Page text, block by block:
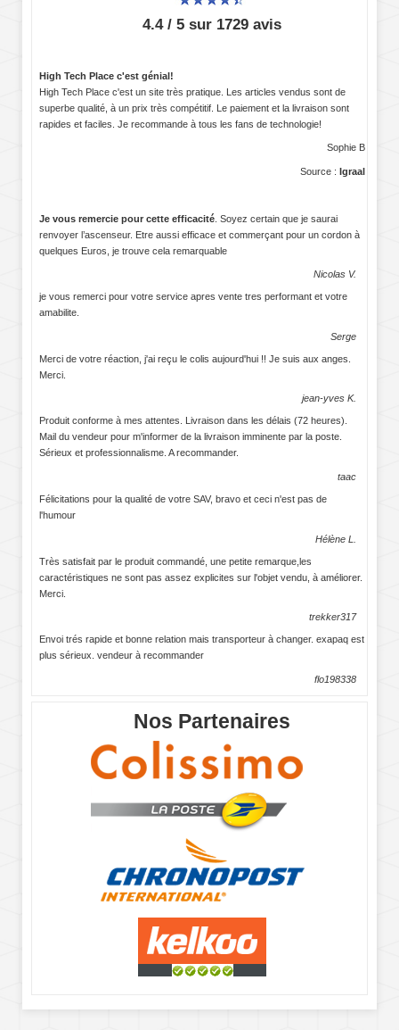
4.4 / 5 sur 1729 avis
High Tech Place c'est génial!
High Tech Place c'est un site très pratique. Les articles vendus sont de
superbe qualité, à un prix très compétitif. Le paiement et la livraison sont
rapides et faciles. Je recommande à tous les fans de technologie!
Sophie B
Source : Igraal
Je vous remercie pour cette efficacité . Soyez certain que je saurai
renvoyer l’ascenseur. Etre aussi efficace et commerçant pour un cordon à
quelques Euros, je trouve cela remarquable
Nicolas V.
je vous remerci pour votre service apres vente tres performant et votre
amabilite.
Serge
Merci de votre réaction, j'ai reçu le colis aujourd'hui !! Je suis aux anges.
Merci.
jean-yves K.
Produit conforme à mes attentes. Livraison dans les délais (72 heures).
Mail du vendeur pour m'informer de la livraison imminente par la poste.
Sérieux et professionnalisme. A recommander.
taac
Félicitations pour la qualité de votre SAV, bravo et ceci n'est pas de
l'humour
Hélène L.
Très satisfait par le produit commandé, une petite remarque,les
caractéristiques ne sont pas assez explicites sur l'objet vendu, à améliorer.
Merci.
trekker317
Envoi trés rapide et bonne relation mais transporteur à changer. exapaq est
plus sérieux. vendeur à recommander
flo198338
Nos Partenaires